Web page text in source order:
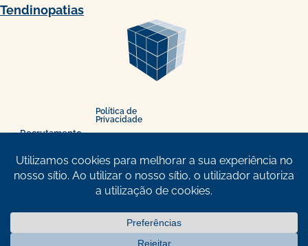
Tendinopatias
Recrutamento
Ofertas
Marcar
Política de
Privacidade
Cookies
Resolução
de Litígios
Livro de
Reclamações